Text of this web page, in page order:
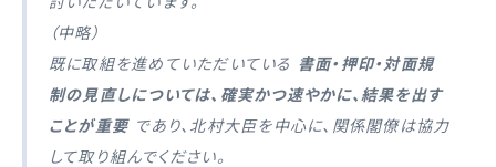
（中略）
既に取組を進めていただいている 書面・押印・対面規
制の見直しについては、確実かつ速やかに、結果を出す
ことが重要であり、北村大臣を中心に、関係閣僚は協力
して取り組んでください。